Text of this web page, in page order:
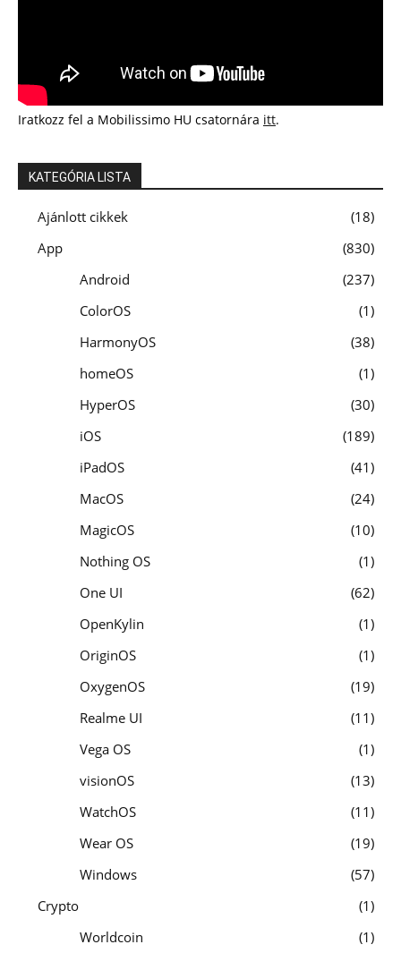
Iratkozz fel a Mobilissimo HU csatornára itt.
KATEGÓRIA LISTA
Ajánlott cikkek
18
App
830
Android
237
ColorOS
1
HarmonyOS
38
homeOS
1
HyperOS
30
iOS
189
iPadOS
41
MacOS
24
MagicOS
10
Nothing OS
1
One UI
62
OpenKylin
1
OriginOS
1
OxygenOS
19
Realme UI
11
Vega OS
1
visionOS
13
WatchOS
11
Wear OS
19
Windows
57
Crypto
1
Worldcoin
1